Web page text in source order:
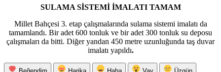
SULAMA SİSTEMİ İMALATI TAMAM
Millet Bahçesi 3. etap çalışmalarında sulama sistemi imalatı da
tamamlandı. Bir adet 600 tonluk ve bir adet 300 tonluk su deposu
çalışmaları da bitti. Diğer yandan 450 metre uzunluğunda taş duvar
imalatı yapıldı.